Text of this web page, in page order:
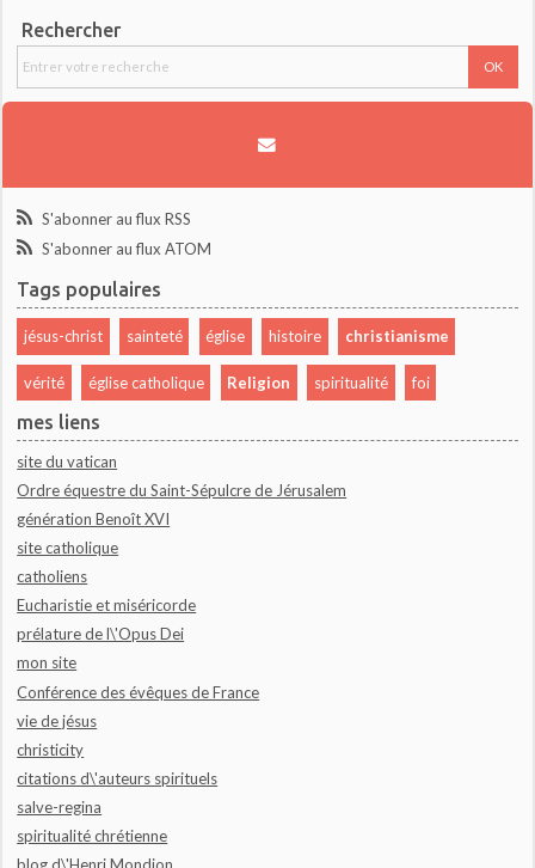
Rechercher
S'abonner au flux RSS
S'abonner au flux ATOM
Tags populaires
jésus-christ sainteté église histoire christianisme
vérité église catholique Religion spiritualité foi
mes liens
site du vatican
Ordre équestre du Saint-Sépulcre de Jérusalem
génération Benoît XVI
site catholique
catholiens
Eucharistie et miséricorde
prélature de l\'Opus Dei
mon site
Conférence des évêques de France
vie de jésus
christicity
citations d\'auteurs spirituels
salve-regina
spiritualité chrétienne